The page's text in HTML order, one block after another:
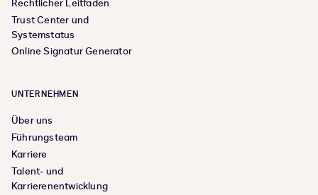
Rechtlicher Leitfaden
Trust Center und
Systemstatus
Online Signatur Generator
UNTERNEHMEN
Über uns
Führungsteam
Karriere
Talent- und
Karrierenentwicklung